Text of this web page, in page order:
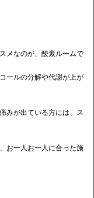
メなのが、酸素ルームで
ールの分解や代謝が上が
みが出ている方には、ス
お一人お一人に合った施